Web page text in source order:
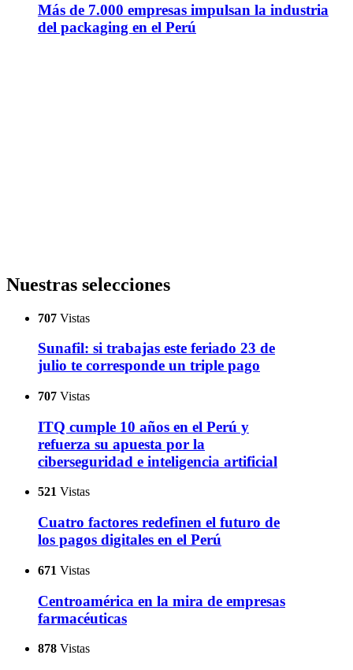
Más de 7.000 empresas impulsan la industria
del packaging en el Perú
Nuestras selecciones
707 Vistas
Sunafil: si trabajas este feriado 23 de
julio te corresponde un triple pago
707 Vistas
ITQ cumple 10 años en el Perú y
refuerza su apuesta por la
ciberseguridad e inteligencia artificial
521 Vistas
Cuatro factores redefinen el futuro de
los pagos digitales en el Perú
671 Vistas
Centroamérica en la mira de empresas
farmacéuticas
878 Vistas